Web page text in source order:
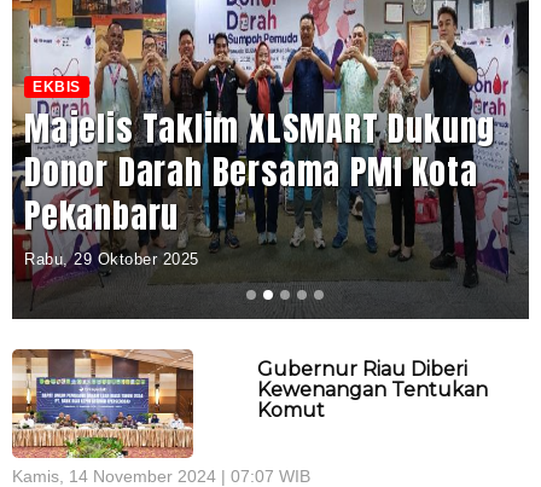
EKBIS
Majelis Taklim XLSMART Dukung
Donor Darah Bersama PMI Kota
Pekanbaru
Rabu, 29 Oktober 2025
Gubernur Riau Diberi
Kewenangan Tentukan
Komut
Kamis, 14 November 2024 | 07:07 WIB